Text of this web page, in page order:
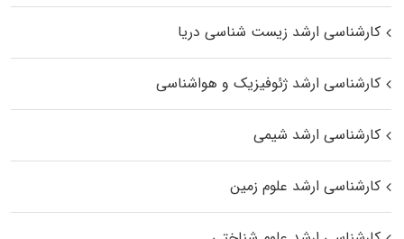
کارشناسی ارشد زیست‌ شناسی دریا
کارشناسی ارشد ژئوفیزیک و هواشناسی
کارشناسی ارشد شیمی
کارشناسی ارشد علوم زمین